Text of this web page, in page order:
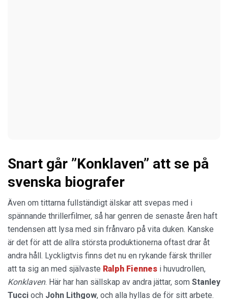
Snart går ”Konklaven” att se på
svenska biografer
Även om tittarna fullständigt älskar att svepas med i
spännande thrillerfilmer, så har genren de senaste åren haft
tendensen att lysa med sin frånvaro på vita duken. Kanske
är det för att de allra största produktionerna oftast drar åt
andra håll. Lyckligtvis finns det nu en rykande färsk thriller
att ta sig an med självaste Ralph Fiennes i huvudrollen,
Konklaven. Här har han sällskap av andra jättar, som Stanley
Tucci och John Lithgow, och alla hyllas de för sitt arbete.